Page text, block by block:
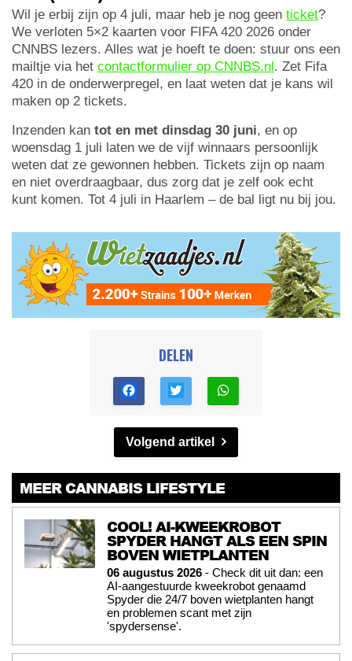
Wil je erbij zijn op 4 juli, maar heb je nog geen ticket?
We verloten 5×2 kaarten voor FIFA 420 2026 onder
CNNBS lezers. Alles wat je hoeft te doen: stuur ons een
mailtje via het contactformulier op CNNBS.nl. Zet Fifa
420 in de onderwerpregel, en laat weten dat je kans wil
maken op 2 tickets.
Inzenden kan tot en met dinsdag 30 juni, en op
woensdag 1 juli laten we de vijf winnaars persoonlijk
weten dat ze gewonnen hebben. Tickets zijn op naam
en niet overdraagbaar, dus zorg dat je zelf ook echt
kunt komen. Tot 4 juli in Haarlem – de bal ligt nu bij jou.
DELEN
Volgend artikel
MEER CANNABIS LIFESTYLE
COOL! AI-KWEEKROBOT
SPYDER HANGT ALS EEN SPIN
BOVEN WIETPLANTEN
06 augustus 2026 - Check dit uit dan: een
AI-aangestuurde kweekrobot genaamd
Spyder die 24/7 boven wietplanten hangt
en problemen scant met zijn
'spydersense'.